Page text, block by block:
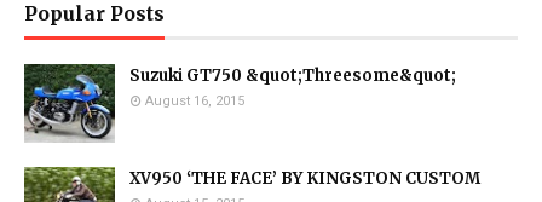
Popular Posts
Suzuki GT750 &quot;Threesome&quot;
August 16, 2015
XV950 ‘THE FACE’ BY KINGSTON CUSTOM